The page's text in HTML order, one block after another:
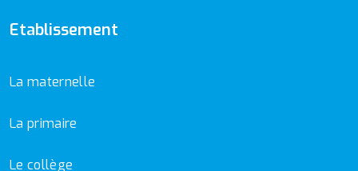
Etablissement
La maternelle
La primaire
Le collège